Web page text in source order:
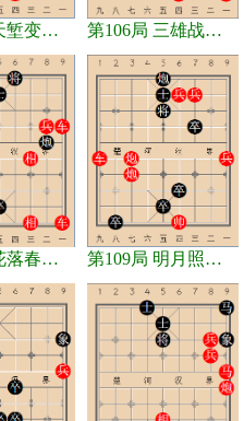
第105局 天堑变通途 第106局 三雄战吕布
第108局 花落春归去 第109局 明月照高楼